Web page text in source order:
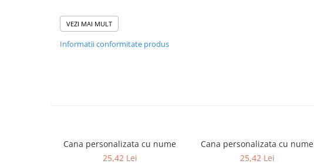
Corturi PliabileVEZI MAI MULT
Informatii conformitate produs
Cana personalizata cu nume
25,42 Lei
Cana personalizata cu nume
25,42 Lei